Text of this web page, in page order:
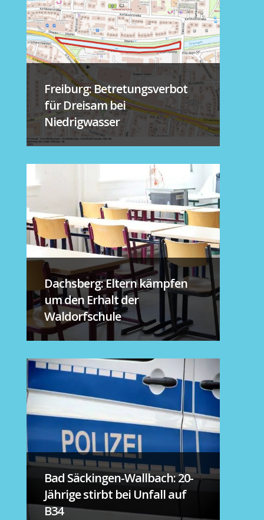
Freiburg: Betretungsverbot
für Dreisam bei
Niedrigwasser
Dachsberg: Eltern kämpfen
um den Erhalt der
Waldorfschule
Bad Säckingen-Wallbach: 20-
Jährige stirbt bei Unfall auf
B34